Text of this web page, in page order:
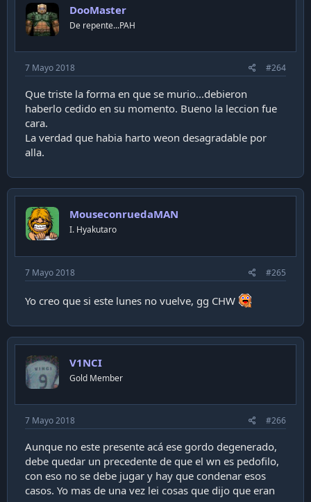
DooMaster
De repente...PAH
7 Mayo 2018 #264
Que triste la forma en que se murio...debieron
haberlo cedido en su momento. Bueno la leccion fue
cara.
La verdad que habia harto weon desagradable por
alla.
MouseconruedaMAN
I. Hyakutaro
7 Mayo 2018 #265
Yo creo que si este lunes no vuelve, gg CHW
V1NCI
Gold Member
7 Mayo 2018 #266
Aunque no este presente acá ese gordo degenerado,
debe quedar un precedente de que el wn es pedofilo,
con eso no se debe jugar y hay que condenar esos
casos. Yo mas de una vez lei cosas que dijo que eran